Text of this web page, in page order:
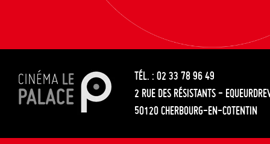
TÉL. : 02 33 78 96 49
2 RUE DES RÉSISTANTS -
50120 CHERBOURG-EN-COTENTIN